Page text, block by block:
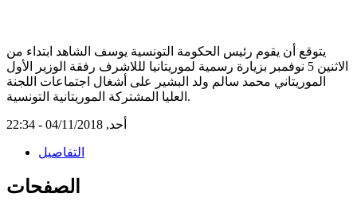
يتوقع أن يقوم رئيس الحكومة التونسية يوسف الشاهد ابتداء من
الاثنين 5 نوفمبر بزيارة رسمية لموريتانيا لللاشرف رفقة الوزير الأول
الموريتاني محمد سالم ولد البشير على أشغال اجتماعات اللجنة
العليا المشتركة الموريتانية التونسية.
أحد, 04/11/2018 - 22:34
التفاصيل
الصفحات